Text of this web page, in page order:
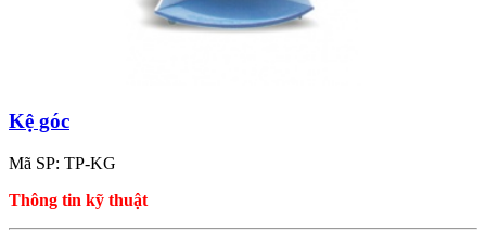
Kệ góc
Mã SP: TP-KG
Thông tin kỹ thuật